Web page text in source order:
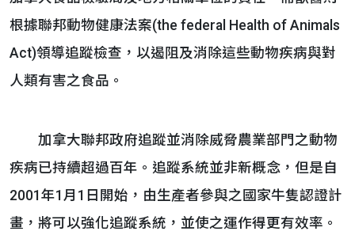
根據聯邦動物健康法案(the federal Health of Animals
Act)領導追蹤檢查，以遏阻及消除這些動物疾病與對
人類有害之食品。
加拿大聯邦政府追蹤並消除威脅農業部門之動物
疾病已持續超過百年。追蹤系統並非新概念，但是自
2001年1月1日開始，由生產者參與之國家牛隻認證計
畫，將可以強化追蹤系統，並使之運作得更有效率。